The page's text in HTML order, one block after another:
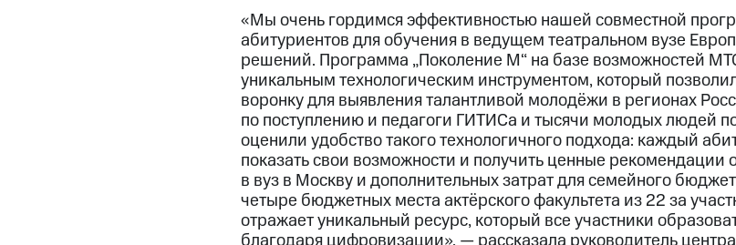
«Мы очень гордимся эффективностью нашей совместной
абитуриентов для обучения в ведущем театральном вузе
решений. Программа „Поколение М“ на базе возможностей
уникальным технологическим инструментом, который
воронку для выявления талантливой молодёжи в регионах
по поступлению и педагоги ГИТИСа и тысячи молодых людей
оценили удобство такого технологичного подхода: каждый
показать свои возможности и получить ценные рекомендации
в вуз в Москву и дополнительных затрат для семейного
четыре бюджетных места актёрского факультета из 22 за
отражает уникальный ресурс, который все участники